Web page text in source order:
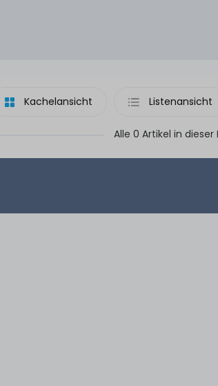
Kachelansicht Listenansicht
Alle 0 Artikel in